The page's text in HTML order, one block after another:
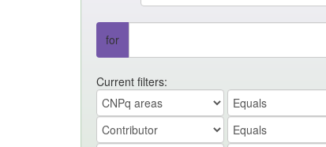
for
Current filters: